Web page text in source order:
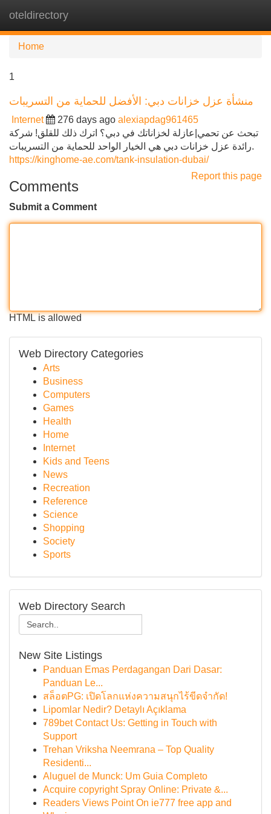
oteldirectory
Home
1
منشأة عزل خزانات دبي: الأفضل للحماية من التسريبات
Internet 276 days ago alexiapdag961465
تبحث عن تحمي|عازلة لخزاناتك في دبي؟ اترك ذلك للقلق! شركة
رائدة عزل خزانات دبي هي الخيار الواحد للحماية من التسريبات.
https://kinghome-ae.com/tank-insulation-dubai/
Report this page
Comments
Submit a Comment
HTML is allowed
Web Directory Categories
Arts
Business
Computers
Games
Health
Home
Internet
Kids and Teens
News
Recreation
Reference
Science
Shopping
Society
Sports
Web Directory Search
New Site Listings
Panduan Emas Perdagangan Dari Dasar:
Panduan Le...
สล็อตPG: เปิดโลกแห่งความสนุกไร้ขีดจำกัด!
Lipomlar Nedir? Detaylı Açıklama
789bet Contact Us: Getting in Touch with
Support
Trehan Vriksha Neemrana – Top Quality
Residenti...
Aluguel de Munck: Um Guia Completo
Acquire copyright Spray Online: Private &...
Readers Views Point On ie777 free app and